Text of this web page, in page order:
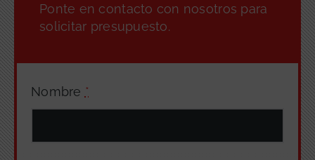
Nombre *
Ponte en contacto con nosotros para
solicitar presupuesto.